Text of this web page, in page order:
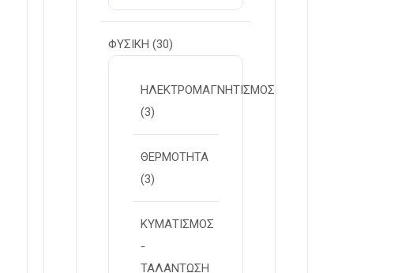
ΦΥΣΙΚΗ (30)
ΗΛΕΚΤΡΟΜΑΓΝΗΤΙΣΜΟΣ
(3)
ΘΕΡΜΟΤΗΤΑ
(3)
ΚΥΜΑΤΙΣΜΟΣ
-
ΤΑΛΑΝΤΩΣΗ